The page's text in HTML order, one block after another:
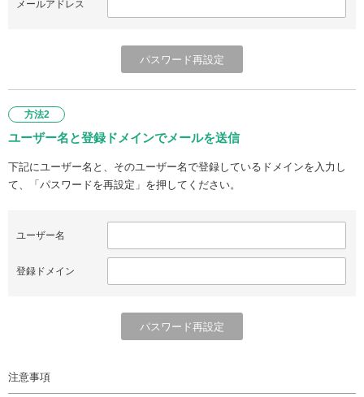
メールアドレス
方法2
ユーザー名と登録ドメインでメールを送信
下記にユーザー名と、そのユーザー名で登録しているドメインを入力し
て、「パスワードを再設定」を押してください。
ユーザー名
登録ドメイン
注意事項